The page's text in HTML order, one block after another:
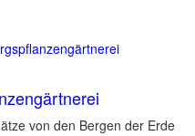
von den Bergen der Erde